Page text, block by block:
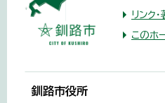
リンク
このホ
釧路市役所